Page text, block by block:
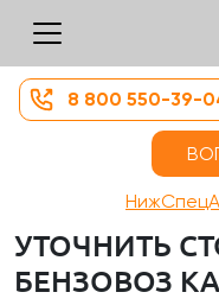
8 800 550-39-
УТОЧНИТЬ
БЕНЗОВОЗ